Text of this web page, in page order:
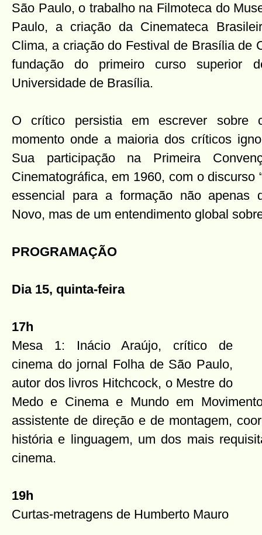
São Paulo, o trabalho na Filmoteca do
Paulo, a criação da Cinemateca
Clima, a criação do Festival de Brasília de
fundação do primeiro curso superior
Universidade de Brasília.
O crítico persistia em escrever sobre
momento onde a maioria dos críticos
Sua participação na Primeira
Cinematográfica, em 1960, com o discurso
essencial para a formação não apenas
Novo, mas de um entendimento global
PROGRAMAÇÃO
Dia 15, quinta-feira
17h
Mesa 1: Inácio Araújo, crítico de
cinema do jornal Folha de São Paulo,
autor dos livros Hitchcock, o Mestre do
Medo e Cinema e Mundo em
assistente de direção e de montagem,
história e linguagem, um dos mais
cinema.
19h
Curtas-metragens de Humberto Mauro